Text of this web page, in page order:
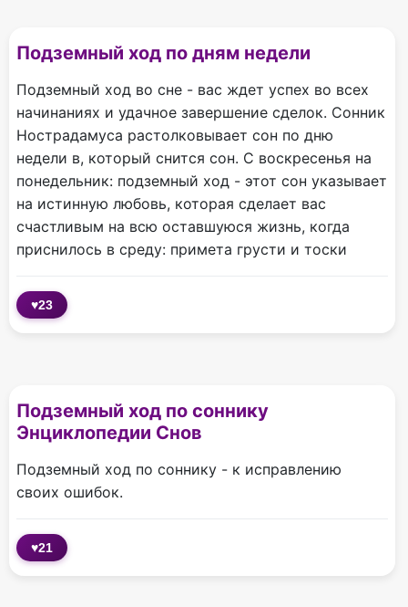
Подземный ход по дням недели
Подземный ход во сне - вас ждет успех во всех
начинаниях и удачное завершение сделок. Сонник
Нострадамуса растолковывает сон по дню
недели в, который снится сон. С воскресенья на
понедельник: подземный ход - этот сон указывает
на истинную любовь, которая сделает вас
счастливым на всю оставшуюся жизнь, когда
приснилось в среду: примета грусти и тоски
♥23
Подземный ход по соннику
Энциклопедии Снов
Подземный ход по соннику - к исправлению
своих ошибок.
♥21